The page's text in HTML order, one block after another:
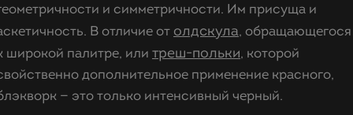
и симметричности. Им присуща и
В отличие от олдскула, обращающегося
широкой палитре, или треш-польки, которой
дополнительное применение красного,
— это только интенсивный черный.